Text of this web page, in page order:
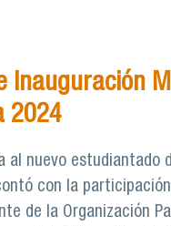
Inauguración
2024
al nuevo estudiantado
con la
de la Organización